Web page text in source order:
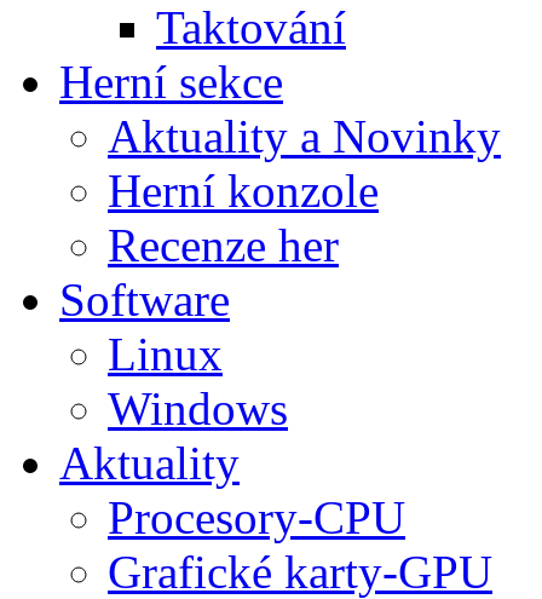
Taktování
Herní sekce
Aktuality a Novinky
Herní konzole
Recenze her
Software
Linux
Windows
Aktuality
Procesory-CPU
Grafické karty-GPU